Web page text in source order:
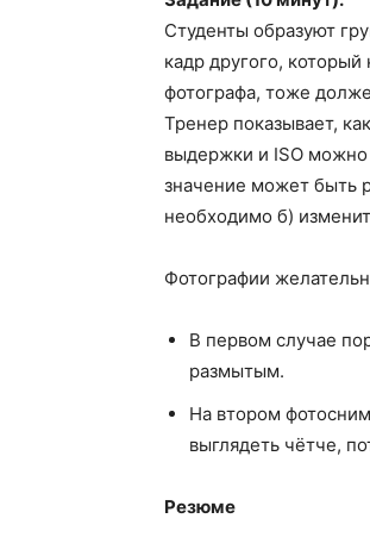
Студенты образуют
кадр другого,
фотографа, тоже
Тренер показывает,
выдержки и ISO можно
значение может быть
необходимо б)
Фотографии
В первом случае
размытым.
На втором
выглядеть чётче,
Резюме